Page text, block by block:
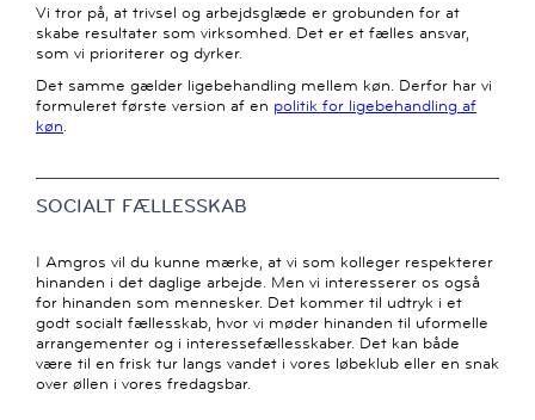
Vi tror på, at trivsel og arbejdsglæde er grobunden for at
skabe resultater som virksomhed. Det er et fælles ansvar,
som vi prioriterer og dyrker.
Det samme gælder ligebehandling mellem køn. Derfor har vi
formuleret første version af en politik for ligebehandling af
køn.
SOCIALT FÆLLESSKAB
I Amgros vil du kunne mærke, at vi som kolleger respekterer
hinanden i det daglige arbejde. Men vi interesserer os også
for hinanden som mennesker. Det kommer til udtryk i et
godt socialt fællesskab, hvor vi møder hinanden til uformelle
arrangementer og i interessefællesskaber. Det kan både
være til en frisk tur langs vandet i vores løbeklub eller en snak
over øllen i vores fredagsbar.